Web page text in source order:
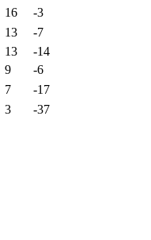
16
-3
13
-7
13
-14
9
-6
7
-17
3
-37